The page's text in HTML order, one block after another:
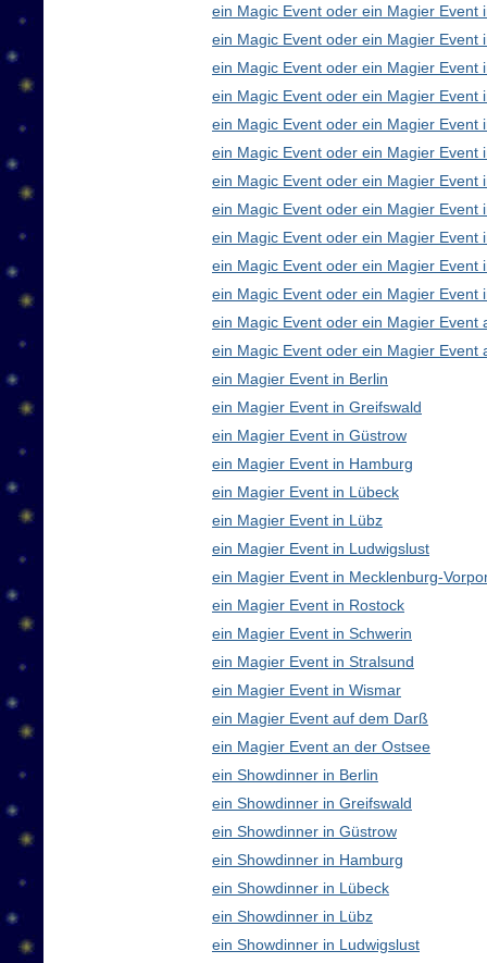
ein Magic Event oder ein Magier Event
ein Magic Event oder ein Magier Event
ein Magic Event oder ein Magier Event
ein Magic Event oder ein Magier Event
ein Magic Event oder ein Magier Event
ein Magic Event oder ein Magier Event
ein Magic Event oder ein Magier Event
ein Magic Event oder ein Magier Event
ein Magic Event oder ein Magier Event
ein Magic Event oder ein Magier Event
ein Magic Event oder ein Magier Event
ein Magic Event oder ein Magier Event
ein Magic Event oder ein Magier Event
ein Magier Event in Berlin
ein Magier Event in Greifswald
ein Magier Event in Güstrow
ein Magier Event in Hamburg
ein Magier Event in Lübeck
ein Magier Event in Lübz
ein Magier Event in Ludwigslust
ein Magier Event in Mecklenburg-
ein Magier Event in Rostock
ein Magier Event in Schwerin
ein Magier Event in Stralsund
ein Magier Event in Wismar
ein Magier Event auf dem Darß
ein Magier Event an der Ostsee
ein Showdinner in Berlin
ein Showdinner in Greifswald
ein Showdinner in Güstrow
ein Showdinner in Hamburg
ein Showdinner in Lübeck
ein Showdinner in Lübz
ein Showdinner in Ludwigslust